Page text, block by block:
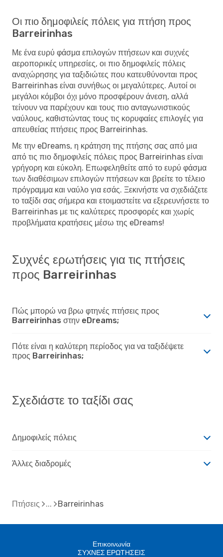
Οι πιο δημοφιλείς πόλεις για πτήση προς
Barreirinhas
Με ένα ευρύ φάσμα επιλογών πτήσεων και συχνές
αεροπορικές υπηρεσίες, οι πιο δημοφιλείς πόλεις
αναχώρησης για ταξιδιώτες που κατευθύνονται προς
Barreirinhas είναι συνήθως οι μεγαλύτερες. Αυτοί οι
μεγάλοι κόμβοι όχι μόνο προσφέρουν άνεση, αλλά
τείνουν να παρέχουν και τους πιο ανταγωνιστικούς
ναύλους, καθιστώντας τους τις κορυφαίες επιλογές για
απευθείας πτήσεις προς Barreirinhas.
Με την eDreams, η κράτηση της πτήσης σας από μια
από τις πιο δημοφιλείς πόλεις προς Barreirinhas είναι
γρήγορη και εύκολη. Επωφεληθείτε από το ευρύ φάσμα
των διαθέσιμων επιλογών πτήσεων και βρείτε το τέλειο
πρόγραμμα και ναύλο για εσάς. Ξεκινήστε να σχεδιάζετε
το ταξίδι σας σήμερα και ετοιμαστείτε να εξερευνήσετε το
Barreirinhas με τις καλύτερες προσφορές και χωρίς
προβλήματα κρατήσεις μέσω της eDreams!
Συχνές ερωτήσεις για τις πτήσεις
προς Barreirinhas
Πώς μπορώ να βρω φτηνές πτήσεις προς
Barreirinhas στην eDreams;
Πότε είναι η καλύτερη περίοδος για να ταξιδέψετε
προς Barreirinhas;
Σχεδιάστε το ταξίδι σας
Δημοφιλείς πόλεις
Άλλες διαδρομές
Πτήσεις Barreirinhas
Επικοινωνία
ΣΥΧΝΕΣ ΕΡΩΤΗΣΕΙΣ